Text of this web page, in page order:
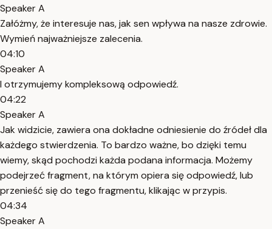
Speaker A
Załóżmy, że interesuje nas, jak sen wpływa na nasze zdrowie.
Wymień najważniejsze zalecenia.
04:10
Speaker A
I otrzymujemy kompleksową odpowiedź.
04:22
Speaker A
Jak widzicie, zawiera ona dokładne odniesienie do źródeł dla
każdego stwierdzenia. To bardzo ważne, bo dzięki temu
wiemy, skąd pochodzi każda podana informacja. Możemy
podejrzeć fragment, na którym opiera się odpowiedź, lub
przenieść się do tego fragmentu, klikając w przypis.
04:34
Speaker A